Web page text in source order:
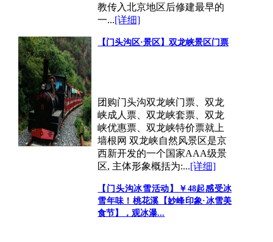
教传入北京地区后修建最早的
一...[详细]
【门头沟区·景区】双龙峡景区门票
团购门头沟双龙峡门票、双龙
峡成人票、双龙峡套票、双龙
峡优惠票、双龙峡特价票就上
墙根网 双龙峡自然风景区是京
西新开发的一个国家AAA级景
区, 主体形象概括为:...[详细]
【门头沟冰雪活动】￥48起感受冰
雪年味！桃花溪【妙峰印象·冰雪美
食节】，观冰瀑...